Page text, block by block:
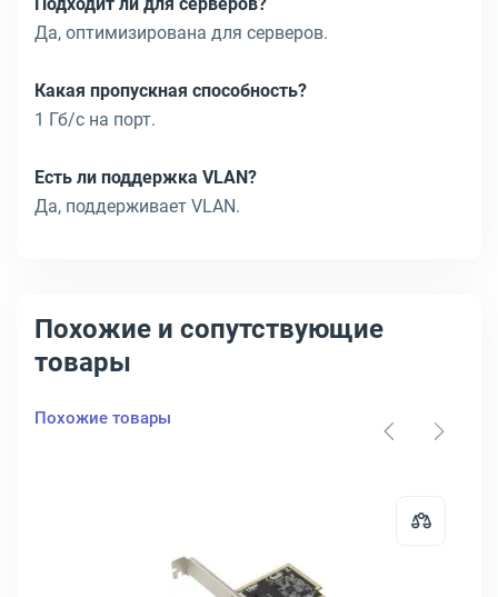
Да, оптимизирована для серверов.
Какая пропускная способность?
1 Гб/с на порт.
Есть ли поддержка VLAN?
Да, поддерживает VLAN.
Похожие и сопутствующие
товары
Похожие товары